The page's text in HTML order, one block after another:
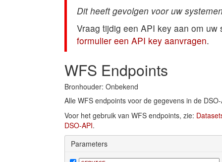
Dit heeft gevolgen voor uw
Vraag tijdig een API key aan om
formulier een API key aanvragen.
WFS Endpoints
Bronhouder: Onbekend
Alle WFS endpoints voor de gegevens in de
Voor het gebruik van WFS endpoints, zie:
DSO-API.
Parameters